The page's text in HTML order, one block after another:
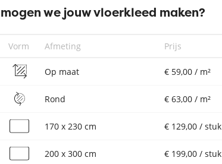
we jouw vloerkleed maken?
Vorm Afmeting Prijs
Op maat € 59,00 / m²
Rond € 63,00 / m²
170 x 230 cm € 129,00 / stuk
200 x 300 cm € 199,00 / stuk